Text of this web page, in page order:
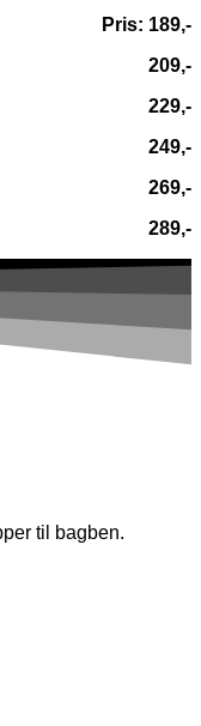
Pris: 189,-
209,-
229,-
249,-
269,-
289,-
til bagben.